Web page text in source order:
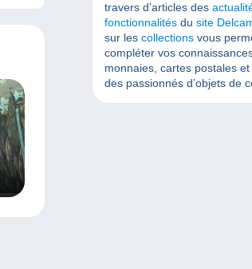
travers d’articles des
fonctionnalités du site
sur les collections vous
compléter vos
monnaies, cartes postales
des passionnés d’objets de